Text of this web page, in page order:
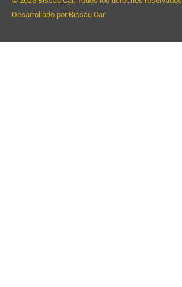
Desarrollado por Bissau Car